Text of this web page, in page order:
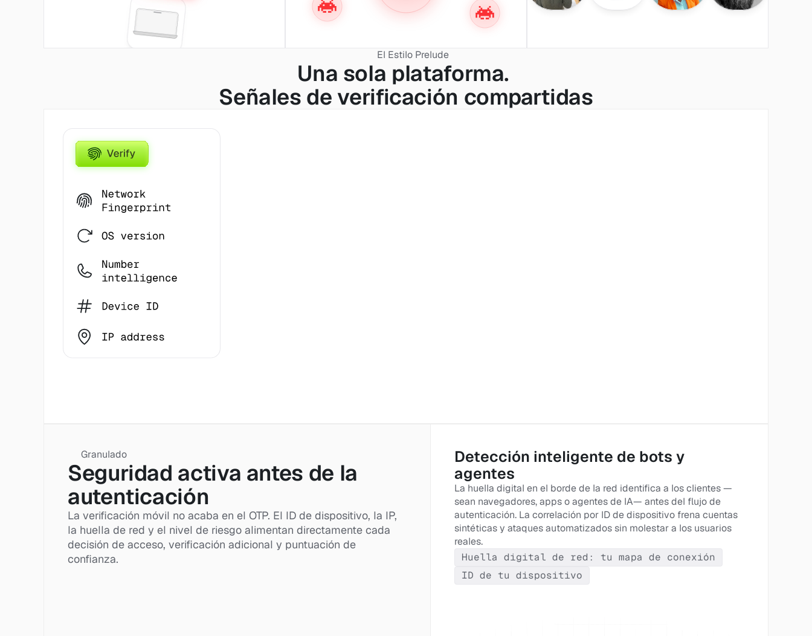
El Estilo Prelude
Una sola plataforma.
Señales de verificación compartidas
Granulado
Seguridad activa antes de la
autenticación
La verificación móvil no acaba en el OTP. El ID de dispositivo, la IP,
la huella de red y el nivel de riesgo alimentan directamente cada
decisión de acceso, verificación adicional y puntuación de
confianza.
Detección inteligente de bots y
agentes
La huella digital en el borde de la red identifica a los clientes —
sean navegadores, apps o agentes de IA— antes del flujo de
autenticación. La correlación por ID de dispositivo frena cuentas
sintéticas y ataques automatizados sin molestar a los usuarios
reales.
Huella digital de red: tu mapa de conexión
ID de tu dispositivo